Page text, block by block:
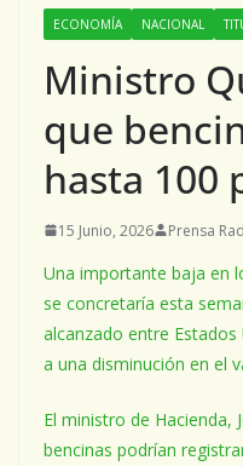
ECONOMÍA NACIONAL
Ministro
que
hasta 100
15 Junio, 2026 Prensa
Una importante baja en
se concretaría esta
alcanzado entre
a una disminución en el
El ministro de Hacienda,
bencinas podrían